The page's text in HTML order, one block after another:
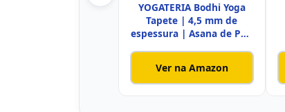
YOGATERIA Bodhi Yoga
Tapete | 4,5 mm de
espessura | Asana de PVC
Ver na Amazon